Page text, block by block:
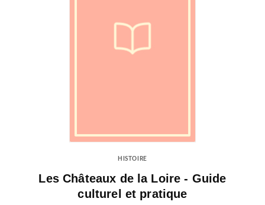
HISTOIRE
Les Châteaux de la Loire - Guide
culturel et pratique